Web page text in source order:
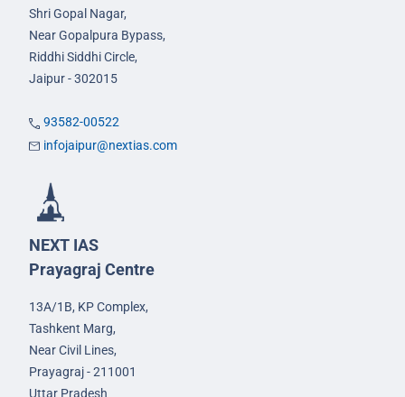
Shri Gopal Nagar,
Near Gopalpura Bypass,
Riddhi Siddhi Circle,
Jaipur - 302015
93582-00522
infojaipur@nextias.com
NEXT IAS
Prayagraj Centre
13A/1B, KP Complex,
Tashkent Marg,
Near Civil Lines,
Prayagraj - 211001
Uttar Pradesh